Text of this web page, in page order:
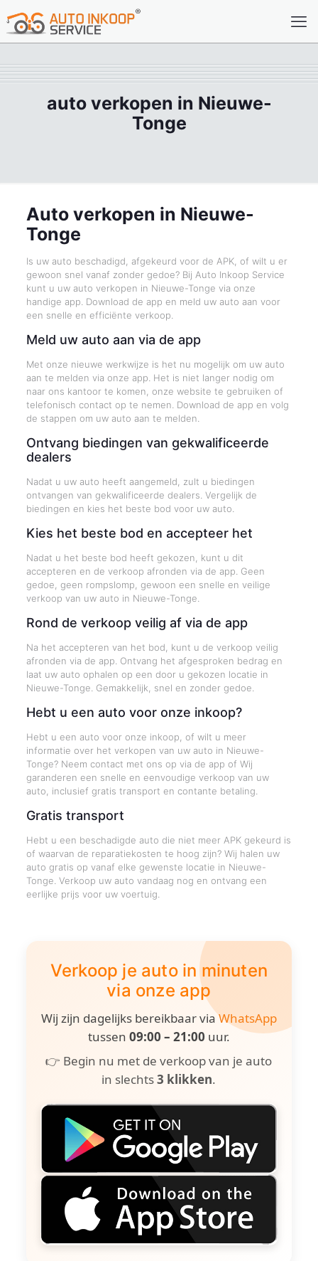
auto verkopen in Nieuwe-
Tonge
Auto verkopen in Nieuwe-
Tonge
Is uw auto beschadigd, afgekeurd voor de APK, of wilt u er
gewoon snel vanaf zonder gedoe? Bij Auto Inkoop Service
kunt u uw auto verkopen in Nieuwe-Tonge via onze
handige app. Download de app en meld uw auto aan voor
een snelle en efficiënte verkoop.
Meld uw auto aan via de app
Met onze nieuwe werkwijze is het nu mogelijk om uw auto
aan te melden via onze app. Het is niet langer nodig om
naar ons kantoor te komen, onze website te gebruiken of
telefonisch contact op te nemen. Download de app en volg
de stappen om uw auto aan te melden.
Ontvang biedingen van gekwalificeerde
dealers
Nadat u uw auto heeft aangemeld, zult u biedingen
ontvangen van gekwalificeerde dealers. Vergelijk de
biedingen en kies het beste bod voor uw auto.
Kies het beste bod en accepteer het
Nadat u het beste bod heeft gekozen, kunt u dit
accepteren en de verkoop afronden via de app. Geen
gedoe, geen rompslomp, gewoon een snelle en veilige
verkoop van uw auto in Nieuwe-Tonge.
Rond de verkoop veilig af via de app
Na het accepteren van het bod, kunt u de verkoop veilig
afronden via de app. Ontvang het afgesproken bedrag en
laat uw auto ophalen op een door u gekozen locatie in
Nieuwe-Tonge. Gemakkelijk, snel en zonder gedoe.
Hebt u een auto voor onze inkoop?
Hebt u een auto voor onze inkoop, of wilt u meer
informatie over het verkopen van uw auto in Nieuwe-
Tonge? Neem contact met ons op via de app of Wij
garanderen een snelle en eenvoudige verkoop van uw
auto, inclusief gratis transport en contante betaling.
Gratis transport
Hebt u een beschadigde auto die niet meer APK gekeurd is
of waarvan de reparatiekosten te hoog zijn? Wij halen uw
auto gratis op vanaf elke gewenste locatie in Nieuwe-
Tonge. Verkoop uw auto vandaag nog en ontvang een
eerlijke prijs voor uw voertuig.
Verkoop je auto in minuten
via onze app
Wij zijn dagelijks bereikbaar viaWhatsApp
tussen 09:00 – 21:00 uur.
👉 Begin nu met de verkoop van je auto
in slechts3 klikken.